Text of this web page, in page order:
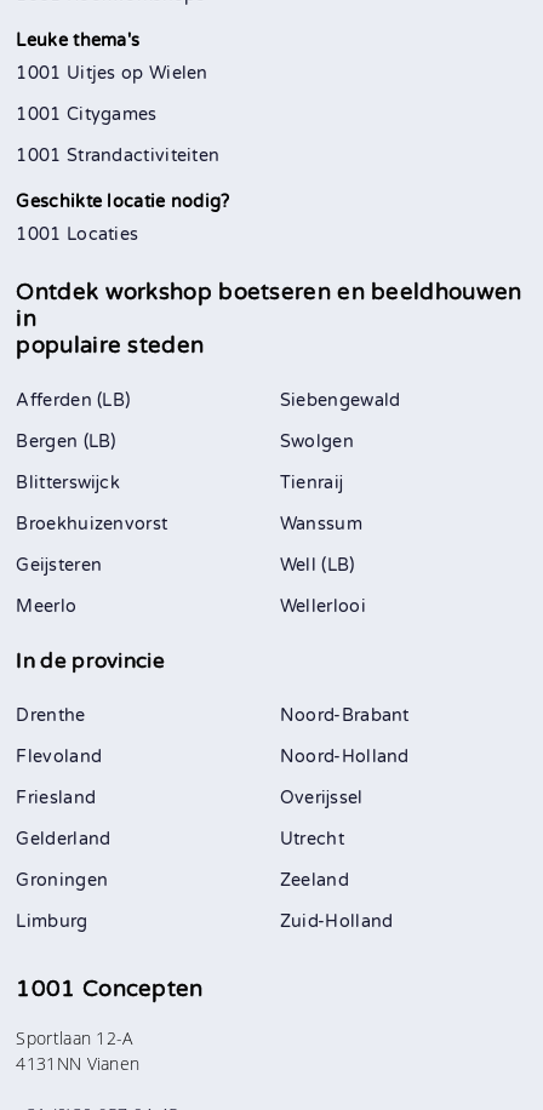
Leuke thema's
1001 Uitjes op Wielen
1001 Citygames
1001 Strandactiviteiten
Geschikte locatie nodig?
1001 Locaties
Ontdek workshop boetseren en beeldhouwen
in
populaire steden
Afferden (LB)
Bergen (LB)
Blitterswijck
Broekhuizenvorst
Geijsteren
Meerlo
Siebengewald
Swolgen
Tienraij
Wanssum
Well (LB)
Wellerlooi
In de provincie
Drenthe
Flevoland
Friesland
Gelderland
Groningen
Limburg
Noord-Brabant
Noord-Holland
Overijssel
Utrecht
Zeeland
Zuid-Holland
1001 Concepten
Sportlaan 12-A
4131NN Vianen